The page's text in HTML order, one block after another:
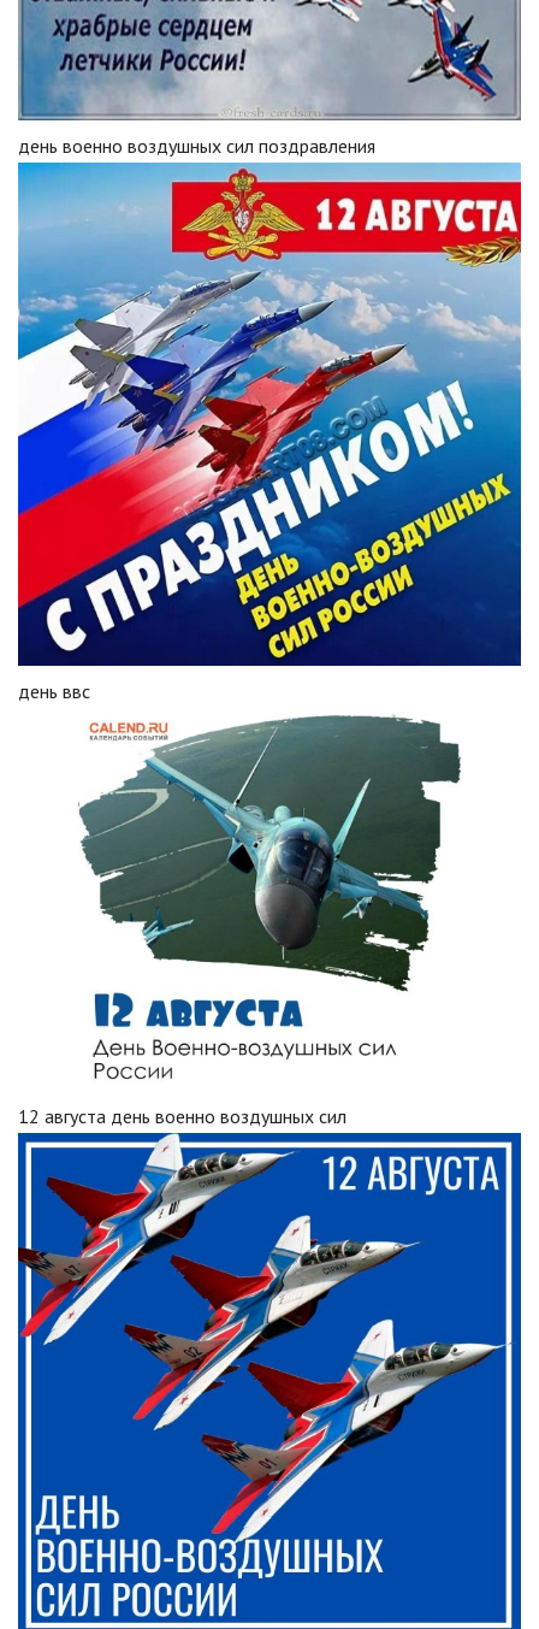
день военно воздушных сил поздравления
день ввс
12 августа день военно воздушных сил